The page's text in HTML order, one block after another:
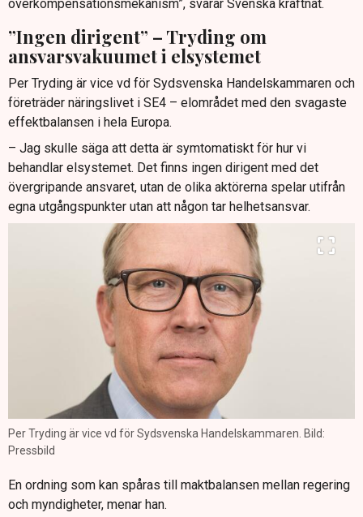
överkompensationsmekanism”, svarar Svenska kraftnät.
”Ingen dirigent” – Tryding om
ansvarsvakuumet i elsystemet
Per Tryding är vice vd för Sydsvenska Handelskammaren och
företräder näringslivet i SE4 – elområdet med den svagaste
effektbalansen i hela Europa.
– Jag skulle säga att detta är symtomatiskt för hur vi
behandlar elsystemet. Det finns ingen dirigent med det
övergripande ansvaret, utan de olika aktörerna spelar utifrån
egna utgångspunkter utan att någon tar helhetsansvar.
Per Tryding är vice vd för Sydsvenska Handelskammaren. Bild:
Pressbild
En ordning som kan spåras till maktbalansen mellan regering
och myndigheter, menar han.